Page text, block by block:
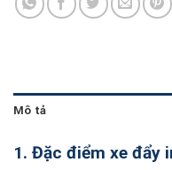
Mô tả
1. Đặc điểm xe đẩy